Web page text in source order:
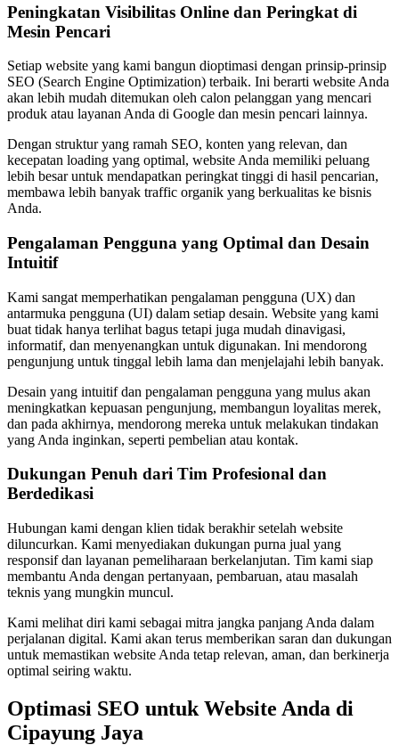
Peningkatan Visibilitas Online dan Peringkat di
Mesin Pencari
Setiap website yang kami bangun dioptimasi dengan prinsip-prinsip
SEO (Search Engine Optimization) terbaik. Ini berarti website Anda
akan lebih mudah ditemukan oleh calon pelanggan yang mencari
produk atau layanan Anda di Google dan mesin pencari lainnya.
Dengan struktur yang ramah SEO, konten yang relevan, dan
kecepatan loading yang optimal, website Anda memiliki peluang
lebih besar untuk mendapatkan peringkat tinggi di hasil pencarian,
membawa lebih banyak traffic organik yang berkualitas ke bisnis
Anda.
Pengalaman Pengguna yang Optimal dan Desain
Intuitif
Kami sangat memperhatikan pengalaman pengguna (UX) dan
antarmuka pengguna (UI) dalam setiap desain. Website yang kami
buat tidak hanya terlihat bagus tetapi juga mudah dinavigasi,
informatif, dan menyenangkan untuk digunakan. Ini mendorong
pengunjung untuk tinggal lebih lama dan menjelajahi lebih banyak.
Desain yang intuitif dan pengalaman pengguna yang mulus akan
meningkatkan kepuasan pengunjung, membangun loyalitas merek,
dan pada akhirnya, mendorong mereka untuk melakukan tindakan
yang Anda inginkan, seperti pembelian atau kontak.
Dukungan Penuh dari Tim Profesional dan
Berdedikasi
Hubungan kami dengan klien tidak berakhir setelah website
diluncurkan. Kami menyediakan dukungan purna jual yang
responsif dan layanan pemeliharaan berkelanjutan. Tim kami siap
membantu Anda dengan pertanyaan, pembaruan, atau masalah
teknis yang mungkin muncul.
Kami melihat diri kami sebagai mitra jangka panjang Anda dalam
perjalanan digital. Kami akan terus memberikan saran dan dukungan
untuk memastikan website Anda tetap relevan, aman, dan berkinerja
optimal seiring waktu.
Optimasi SEO untuk Website Anda di
Cipayung Jaya